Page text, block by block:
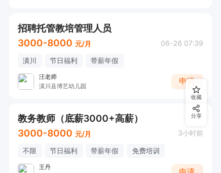
招聘托管教培管理人员
3000-8000 元/月 06-26 07:39
潢川 节日福利 带薪年假
汪老师
潢川县博艺幼儿园
申请
教务教师（底薪3000+高薪）
3000-8000 元/月 3小时前
不限 节日福利 带薪年假 免费培训
王丹
收藏
分享